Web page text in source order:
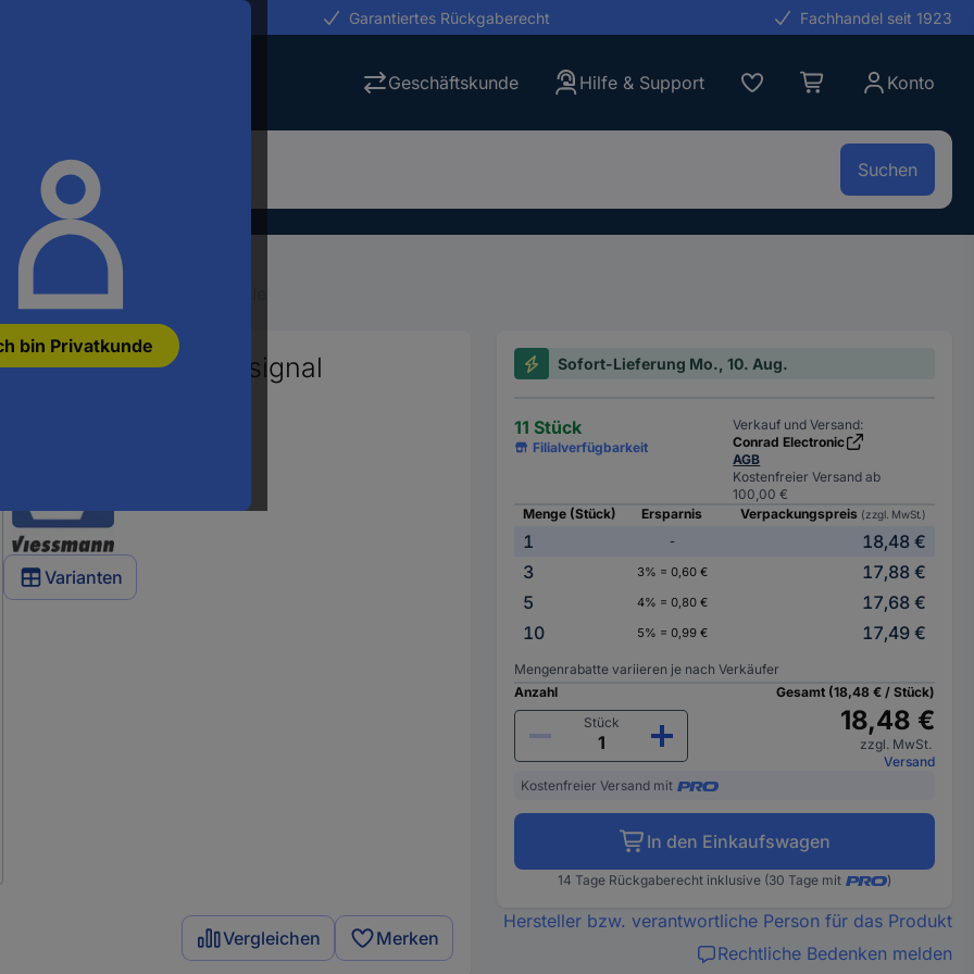
bin Privatkunde
Garantiertes Rückgaberecht Fachhandel seit 1923
Geschäftskunde Hilfe & Support Konto
Suchen
Signale, Formsignale
Lichtsignal mit Vorsignal
Varianten
Vergleichen Merken
Sofort-Lieferung Mo., 10. Aug.
11 Stück
Filialverfügbarkeit
Verkauf und Versand:
Conrad Electronic
AGB
Kostenfreier Versand ab
100,00 €
Menge (Stück)
Ersparnis Verpackungspreis (zzgl. MwSt.)
1 -
18,48 €
3
3% = 0,60 €
17,88 €
5
4% = 0,80 €
17,68 €
10
5% = 0,99 € 17,49 €
Mengenrabatte variieren je nach Verkäufer
Anzahl
Stück
Gesamt (18,48 € / Stück)
18,48 €
zzgl. MwSt.
Versand
Kostenfreier Versand mit
In den Einkaufswagen
14 Tage Rückgaberecht inklusive (30 Tage mit )
Hersteller bzw. verantwortliche Person für das Produkt
Rechtliche Bedenken melden